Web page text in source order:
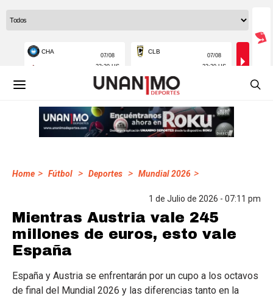
Home > Fútbol > Deportes > Mundial 2026 >
1 de Julio de 2026 - 07:11 pm
Mientras Austria vale 245
millones de euros, esto vale
España
España y Austria se enfrentarán por un cupo a los octavos
de final del Mundial 2026 y las diferencias tanto en la